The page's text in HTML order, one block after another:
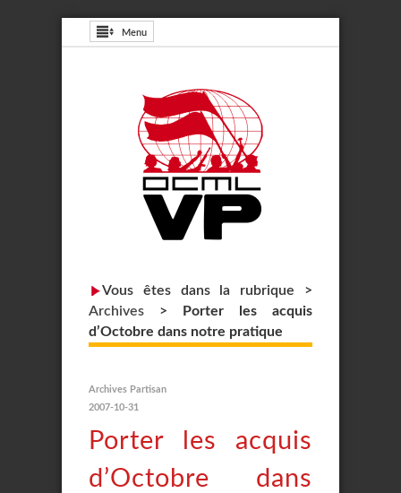
Menu
Vous êtes dans la rubrique >
Archives >
Porter les acquis
d’Octobre dans notre pratique
Archives Partisan
2007-10-31
Porter les acquis
d’Octobre dans